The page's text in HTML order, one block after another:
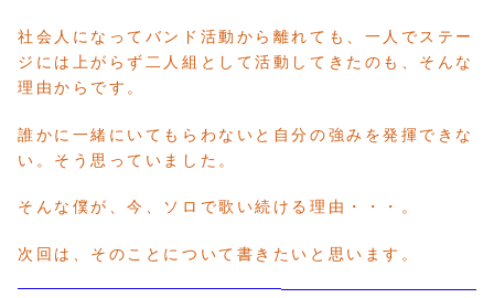
社会人になってバンド活動から離れても、一人でステー
ジには上がらず二人組として活動してきたのも、そんな
理由からです。
誰かに一緒にいてもらわないと自分の強みを発揮できな
い。そう思っていました。
そんな僕が、今、ソロで歌い続ける理由・・・。
次回は、そのことについて書きたいと思います。